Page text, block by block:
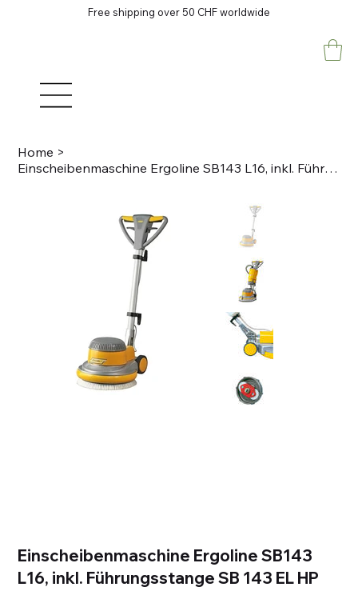
Free shipping over 50 CHF worldwide
Home >
Einscheibenmaschine Ergoline SB143 L16, inkl. Führungsstange SB 143 EL HP
Einscheibenmaschine Ergoline SB143
L16, inkl. Führungsstange SB 143 EL HP